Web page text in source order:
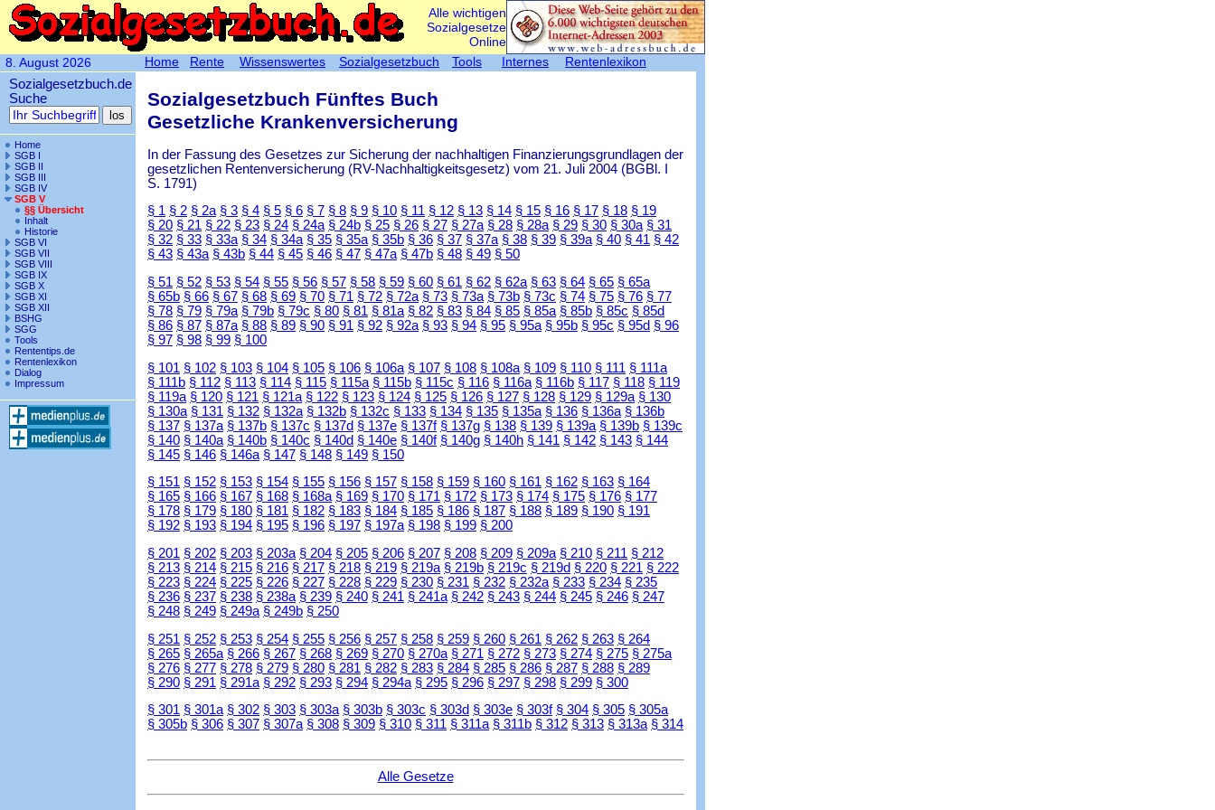
Alle wichtigen
Sozialgesetze
Online
8. August 2026
Sozialgesetzbuch.de
Suche
Home
SGB I
SGB II
SGB III
SGB IV
SGB V
§§ Übersicht
Inhalt
Historie
SGB VI
SGB VII
SGB VIII
SGB IX
SGB X
SGB XI
SGB XII
BSHG
SGG
Tools
Rententips.de
Rentenlexikon
Dialog
Impressum
Sozialgesetzbuch Fünftes Buch
Gesetzliche Krankenversicherung
In der Fassung des Gesetzes zur Sicherung der nachhaltigen Finanzierungsgrundlagen der
gesetzlichen Rentenversicherung (RV-Nachhaltigkeitsgesetz) vom 21. Juli 2004 (BGBl. I
S. 1791)
§ 1 § 2 § 2a § 3 § 4 § 5 § 6 § 7 § 8 § 9 § 10 § 11 § 12 § 13 § 14 § 15 § 16 § 17 § 18 § 19
§ 20 § 21 § 22 § 23 § 24 § 24a § 24b § 25 § 26 § 27 § 27a § 28 § 28a § 29 § 30 § 30a § 31
§ 32 § 33 § 33a § 34 § 34a § 35 § 35a § 35b § 36 § 37 § 37a § 38 § 39 § 39a § 40 § 41 § 42
§ 43 § 43a § 43b § 44 § 45 § 46 § 47 § 47a § 47b § 48 § 49 § 50
§ 51 § 52 § 53 § 54 § 55 § 56 § 57 § 58 § 59 § 60 § 61 § 62 § 62a § 63 § 64 § 65 § 65a
§ 65b § 66 § 67 § 68 § 69 § 70 § 71 § 72 § 72a § 73 § 73a § 73b § 73c § 74 § 75 § 76 § 77
§ 78 § 79 § 79a § 79b § 79c § 80 § 81 § 81a § 82 § 83 § 84 § 85 § 85a § 85b § 85c § 85d
§ 86 § 87 § 87a § 88 § 89 § 90 § 91 § 92 § 92a § 93 § 94 § 95 § 95a § 95b § 95c § 95d § 96
§ 97 § 98 § 99 § 100
§ 101 § 102 § 103 § 104 § 105 § 106 § 106a § 107 § 108 § 108a § 109 § 110 § 111 § 111a
§ 111b § 112 § 113 § 114 § 115 § 115a § 115b § 115c § 116 § 116a § 116b § 117 § 118 § 119
§ 119a § 120 § 121 § 121a § 122 § 123 § 124 § 125 § 126 § 127 § 128 § 129 § 129a § 130
§ 130a § 131 § 132 § 132a § 132b § 132c § 133 § 134 § 135 § 135a § 136 § 136a § 136b
§ 137 § 137a § 137b § 137c § 137d § 137e § 137f § 137g § 138 § 139 § 139a § 139b § 139c
§ 140 § 140a § 140b § 140c § 140d § 140e § 140f § 140g § 140h § 141 § 142 § 143 § 144
§ 145 § 146 § 146a § 147 § 148 § 149 § 150
§ 151 § 152 § 153 § 154 § 155 § 156 § 157 § 158 § 159 § 160 § 161 § 162 § 163 § 164
§ 165 § 166 § 167 § 168 § 168a § 169 § 170 § 171 § 172 § 173 § 174 § 175 § 176 § 177
§ 178 § 179 § 180 § 181 § 182 § 183 § 184 § 185 § 186 § 187 § 188 § 189 § 190 § 191
§ 192 § 193 § 194 § 195 § 196 § 197 § 197a § 198 § 199 § 200
§ 201 § 202 § 203 § 203a § 204 § 205 § 206 § 207 § 208 § 209 § 209a § 210 § 211 § 212
§ 213 § 214 § 215 § 216 § 217 § 218 § 219 § 219a § 219b § 219c § 219d § 220 § 221 § 222
§ 223 § 224 § 225 § 226 § 227 § 228 § 229 § 230 § 231 § 232 § 232a § 233 § 234 § 235
§ 236 § 237 § 238 § 238a § 239 § 240 § 241 § 241a § 242 § 243 § 244 § 245 § 246 § 247
§ 248 § 249 § 249a § 249b § 250
§ 251 § 252 § 253 § 254 § 255 § 256 § 257 § 258 § 259 § 260 § 261 § 262 § 263 § 264
§ 265 § 265a § 266 § 267 § 268 § 269 § 270 § 270a § 271 § 272 § 273 § 274 § 275 § 275a
§ 276 § 277 § 278 § 279 § 280 § 281 § 282 § 283 § 284 § 285 § 286 § 287 § 288 § 289
§ 290 § 291 § 291a § 292 § 293 § 294 § 294a § 295 § 296 § 297 § 298 § 299 § 300
§ 301 § 301a § 302 § 303 § 303a § 303b § 303c § 303d § 303e § 303f § 304 § 305 § 305a
§ 305b § 306 § 307 § 307a § 308 § 309 § 310 § 311 § 311a § 311b § 312 § 313 § 313a § 314
Alle Gesetze
Home Rente Wissenswertes Sozialgesetzbuch Tools Internes Rentenlexikon